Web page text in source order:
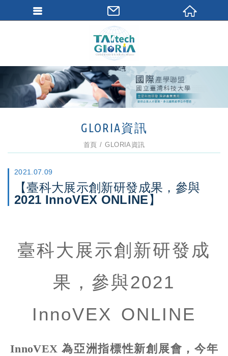
GLORIA資訊
首頁 GLORIA資訊
2021.07.09
【臺科大展示創新研發成果，參與
2021 InnoVEX ONLINE】
臺科大展示創新研發成
果，參與2021
InnoVEX ONLINE
InnoVEX 為亞洲指標性新創展會，今年